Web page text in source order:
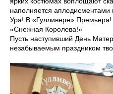
наполняется аплодисментами
Ура! В «Гулливере» Премьера!
«Снежная Королева!»
Пусть наступивший День
незабываемым праздником